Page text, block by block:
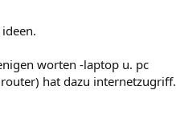
worten -laptop u. pc
hat dazu internetzugriff.